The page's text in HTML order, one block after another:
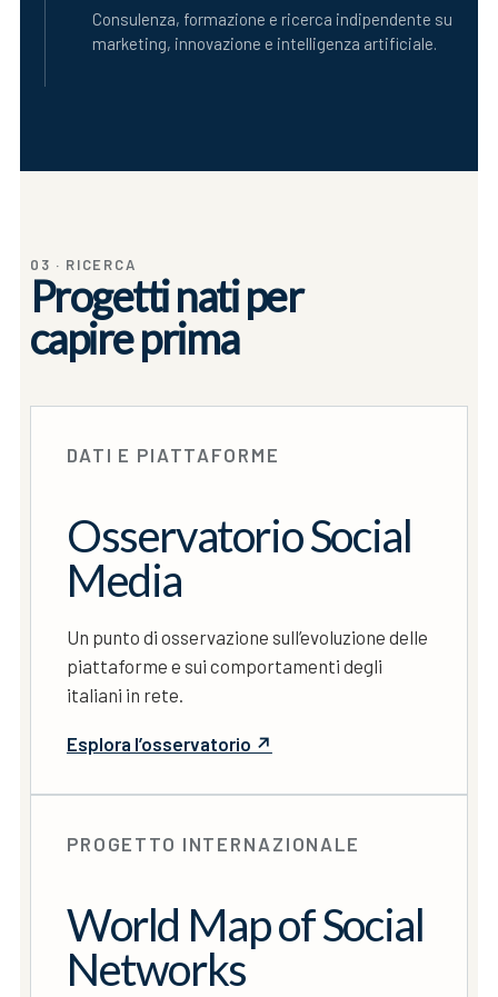
Consulenza, formazione e ricerca indipendente su
marketing, innovazione e intelligenza artificiale.
03 · RICERCA
Progetti nati per
capire prima
DATI E PIATTAFORME
Osservatorio Social
Media
Un punto di osservazione sull’evoluzione delle
piattaforme e sui comportamenti degli
italiani in rete.
Esplora l’osservatorio ↗
PROGETTO INTERNAZIONALE
World Map of Social
Networks
c
f
o
r